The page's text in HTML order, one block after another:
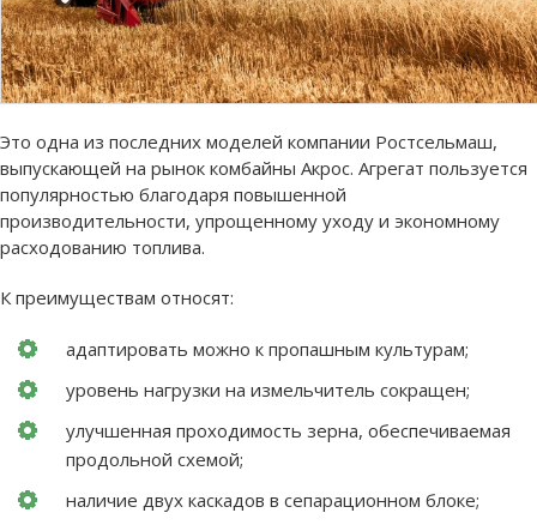
Это одна из последних моделей компании Ростсельмаш,
выпускающей на рынок комбайны Акрос. Агрегат пользуется
популярностью благодаря повышенной
производительности, упрощенному уходу и экономному
расходованию топлива.
К преимуществам относят:
адаптировать можно к пропашным культурам;
уровень нагрузки на измельчитель сокращен;
улучшенная проходимость зерна, обеспечиваемая
продольной схемой;
наличие двух каскадов в сепарационном блоке;